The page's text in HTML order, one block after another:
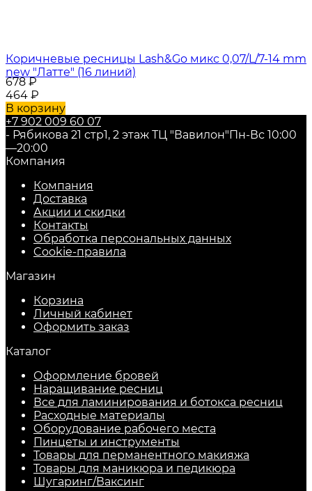
Коричневые ресницы Lash&Go микс 0,07/L/7-14 mm
new "Латте" (16 линий)
678₽
464 ₽
В корзину
+7 902 009 60 07
- Рябикова 21 стр1, 2 этаж ТЦ "Вавилон"Пн-Вс 10:00
—20:00
Компания
Компания
Доставка
Акции и скидки
Контакты
Обработка персональных данных
Cookie-правила
Магазин
Корзина
Личный кабинет
Оформить заказ
Каталог
Оформление бровей
Наращивание ресниц
Все для ламинирования и ботокса ресниц
Расходные материалы
Оборудование рабочего места
Пинцеты и инструменты
Товары для перманентного макияжа
Товары для маникюра и педикюра
Шугаринг/Ваксинг